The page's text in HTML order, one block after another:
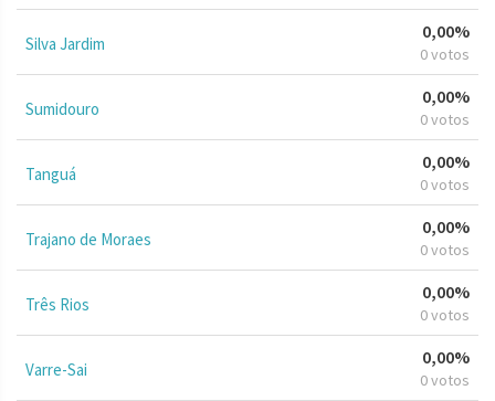
Silva Jardim
0,00%
0 votos
Sumidouro
0,00%
0 votos
Tanguá
0,00%
0 votos
Trajano de Moraes
0,00%
0 votos
Três Rios
0,00%
0 votos
Varre-Sai
0,00%
0 votos